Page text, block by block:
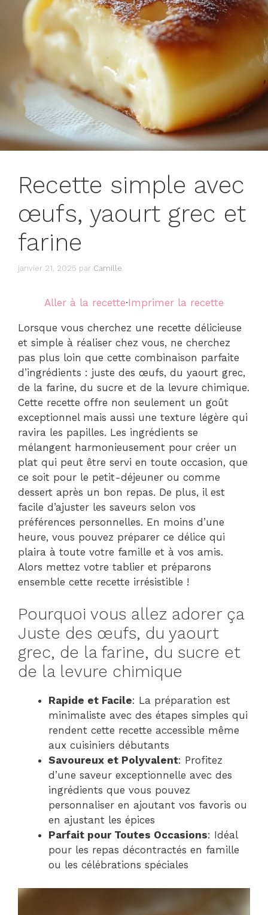
Recette simple avec
œufs, yaourt grec et
farine
janvier 21, 2025 par Camille
Aller à la recette·Imprimer la recette
Lorsque vous cherchez une recette délicieuse
et simple à réaliser chez vous, ne cherchez
pas plus loin que cette combinaison parfaite
d’ingrédients : juste des œufs, du yaourt grec,
de la farine, du sucre et de la levure chimique.
Cette recette offre non seulement un goût
exceptionnel mais aussi une texture légère qui
ravira les papilles. Les ingrédients se
mélangent harmonieusement pour créer un
plat qui peut être servi en toute occasion, que
ce soit pour le petit-déjeuner ou comme
dessert après un bon repas. De plus, il est
facile d’ajuster les saveurs selon vos
préférences personnelles. En moins d’une
heure, vous pouvez préparer ce délice qui
plaira à toute votre famille et à vos amis.
Alors mettez votre tablier et préparons
ensemble cette recette irrésistible !
Pourquoi vous allez adorer ça
Juste des œufs, du yaourt
grec, de la farine, du sucre et
de la levure chimique
Rapide et Facile: La préparation est
minimaliste avec des étapes simples qui
rendent cette recette accessible même
aux cuisiniers débutants
Savoureux et Polyvalent: Profitez
d’une saveur exceptionnelle avec des
ingrédients que vous pouvez
personnaliser en ajoutant vos favoris ou
en ajustant les épices
Parfait pour Toutes Occasions: Idéal
pour les repas décontractés en famille
ou les célébrations spéciales